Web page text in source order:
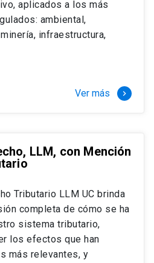
Full Time:
una versión del programa
a extranjeros, que permite
profesionales, eligiendo
o compatibilizarás un
con una muy baja carga
para dedicarte
de graduación de
(10 créditos) Primer
elección (50 créditos) Primer
LLM UC
aplicados a los más
ambiental,
infraestructura,
Ver más keyboard_arrow_right
LLM, con Mención
Tributario LLM UC brinda
completa de cómo se ha
sistema tributario,
los efectos que han
más relevantes, y